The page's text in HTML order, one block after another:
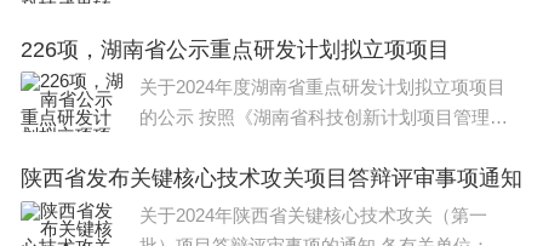
226项，湖南省公示重点研发计划拟立项项目
关于2024年度湖南省重点研发计划拟立项项目
的公示 按照《湖南省科技创新计划项目管理办
陕西省发布关键核心技术攻关项目答辩评审事项通知
关于2024年陕西省关键核心技术攻关（第一